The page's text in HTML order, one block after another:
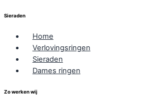
Sieraden
Home
Verlovingsringen
Sieraden
Dames ringen
Zo werken wij